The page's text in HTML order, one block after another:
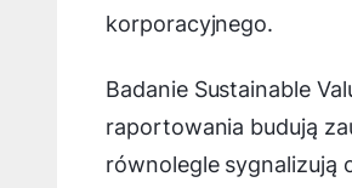
korporacyjnego.
Badanie Sustainable
raportowania budują
równolegle sygnalizują